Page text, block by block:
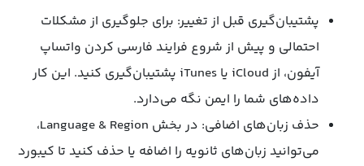
پشتیبان‌گیری قبل از تغییر: برای جلوگیری از مشکلات
احتمالی و پیش از شروع فرایند فارسی کردن واتساپ
آیفون، از iCloud یا iTunes پشتیبان‌گیری کنید. این کار
داده‌های شما را ایمن نگه می‌دارد.
حذف زبان‌های اضافی: در بخش Language & Region،
می‌توانید زبان‌های ثانویه را اضافه یا حذف کنید تا کیبورد